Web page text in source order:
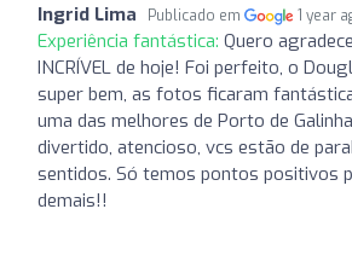
Ingrid Lima Publicado em 1 year
Experiência fantástica: Quero
INCRÍVEL de hoje! Foi perfeito, o
super bem, as fotos ficaram
uma das melhores de Porto de
divertido, atencioso, vcs estão de
sentidos. Só temos pontos positivos
demais!!